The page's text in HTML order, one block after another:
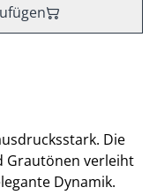
Die
Grautönen verleiht
Dynamik.